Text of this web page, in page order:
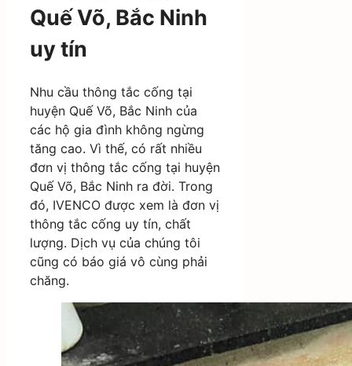
Quế Võ, Bắc Ninh
uy tín
Nhu cầu thông tắc cống tại
huyện Quế Võ, Bắc Ninh của
các hộ gia đình không ngừng
tăng cao. Vì thế, có rất nhiều
đơn vị thông tắc cống tại huyện
Quế Võ, Bắc Ninh ra đời. Trong
đó, IVENCO được xem là đơn vị
thông tắc cống uy tín, chất
lượng. Dịch vụ của chúng tôi
cũng có báo giá vô cùng phải
chăng.